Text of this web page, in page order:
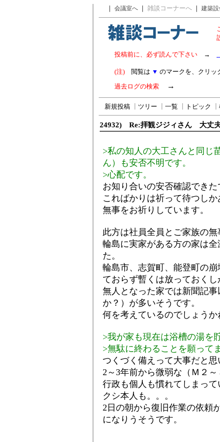
｜ 会議室へ ｜ 雑談コーナーへ ｜ 建築
投稿前に、必ず読んで下さい →
(注) 閲覧は ▼ のマークを、クリッ
過去ログの検索 →
新規投稿 ツリー 一覧 トピック
24932) Re:拝観ジジィさん 大丈
>私の知人の大工さんと同じ
ん）も安否不明です。
>心配です。
お知り合いの安否確認でき
こればかりは祈って待つし
無事をお祈りしています。
此方は社員全員とご家族の
輪島に実家がある方の家は
た。
輪島市、志賀町、能登町の
ておらず暫くは放っておく
無人となった家では新聞記
か？）が多いそうです。
何を考えているのでしょうか
>我が家も現在は浴槽の湯を
>無駄に終わることを願って
つくづく備えって大事だと
2～3年前から微弱な（Ｍ２
行政も個人も慣れてしまっ
クシ本人も。。。
2日の朝から復旧作業の依頼
になりうそうです。